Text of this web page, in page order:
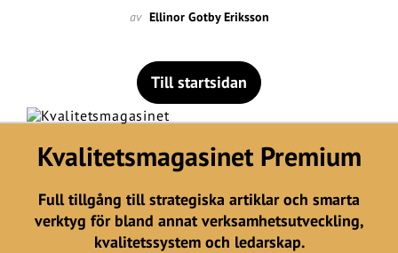
av Ellinor Gotby Eriksson
Till startsidan
Kvalitetsmagasinet Premium
Full tillgång till strategiska artiklar och smarta
verktyg för bland annat verksamhetsutveckling,
kvalitetssystem och ledarskap.